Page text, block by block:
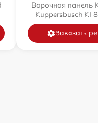
Варочная панель
Kuppersbusch KI
Заказать